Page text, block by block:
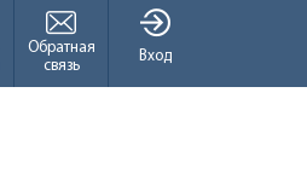
Вход
Обратная
связь